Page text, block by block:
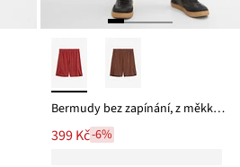
Bermudy bez zapínání, z měkké viskózové směsi
399 Kč-6%